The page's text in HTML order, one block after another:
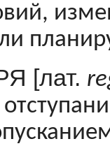
[лат.